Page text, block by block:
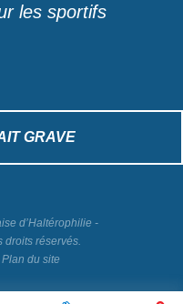
les sportifs
GRAVE
d’Haltérophilie -
réservés.
Plan du site